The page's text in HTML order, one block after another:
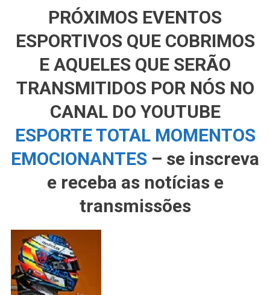
PRÓXIMOS EVENTOS
ESPORTIVOS QUE COBRIMOS
E AQUELES QUE SERÃO
TRANSMITIDOS POR NÓS NO
CANAL DO YOUTUBE
ESPORTE TOTAL MOMENTOS
EMOCIONANTES – se inscreva
e receba as notícias e
transmissões